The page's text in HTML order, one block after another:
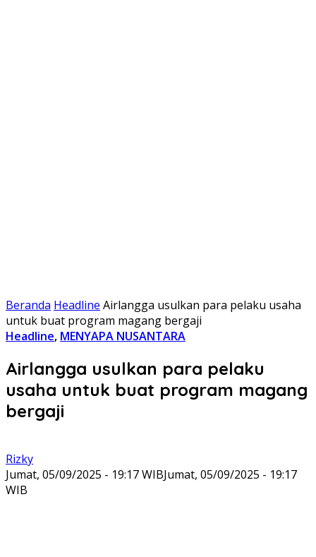
Beranda Headline Airlangga usulkan para pelaku usaha
untuk buat program magang bergaji
Headline, MENYAPA NUSANTARA
Airlangga usulkan para pelaku
usaha untuk buat program magang
bergaji
Rizky
Jumat, 05/09/2025 - 19:17 WIBJumat, 05/09/2025 - 19:17
WIB